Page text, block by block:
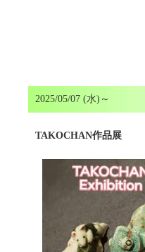
2025/05/07 (水)～
TAKOCHAN作品展